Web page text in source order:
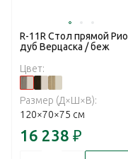
R-11R Стол прямой Рио
дуб Верцаска / беж
Цвет:
Размер (Д×Ш×В):
120×70×75 см
16 238 ₽